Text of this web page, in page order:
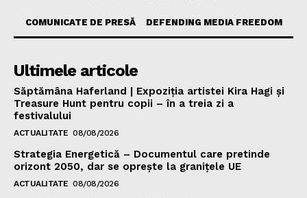
COMUNICATE DE PRESĂ DEFENDING MEDIA FREEDOM
Ultimele articole
Săptămâna Haferland | Expoziţia artistei Kira Hagi şi
Treasure Hunt pentru copii – în a treia zi a
festivalului
ACTUALITATE 08/08/2026
Strategia Energetică – Documentul care pretinde
orizont 2050, dar se oprește la granițele UE
ACTUALITATE 08/08/2026